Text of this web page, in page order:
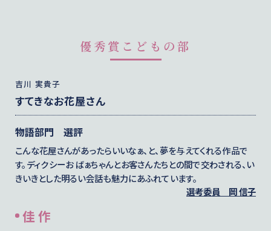
優秀賞こどもの部
吉川 実貴子
すてきなお花屋さん
物語部門 選評
こんな花屋さんがあったらいいなぁ、と、夢を与えてくれる作品で
す。ディクシーお ばぁちゃんとお客さんたちとの間で交わされる、い
きいきとした明るい会話も魅力にあふれています。
選考委員 岡 信子
佳 作